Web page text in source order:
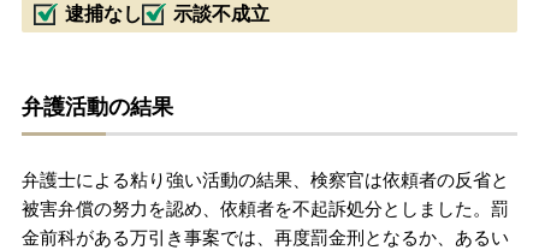
逮捕なし 示談不成立
弁護活動の結果
弁護士による粘り強い活動の結果、検察官は依頼者の反省と
被害弁償の努力を認め、依頼者を不起訴処分としました。罰
金前科がある万引き事案では、再度罰金刑となるか、あるい